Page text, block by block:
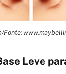
Fonte:
Leve